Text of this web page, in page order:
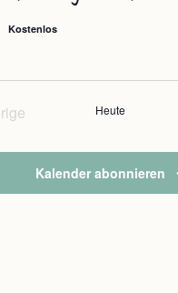
Kostenlos
Heute
Kalender abonnieren